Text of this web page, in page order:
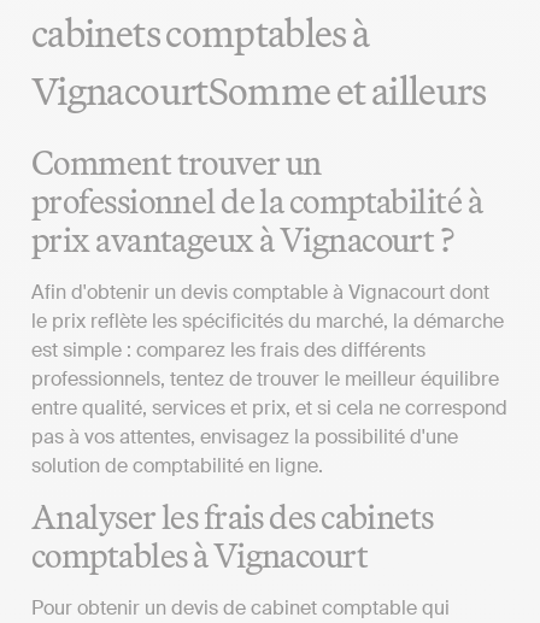
cabinets comptables à
VignacourtSomme et ailleurs
Comment trouver un
professionnel de la comptabilité à
prix avantageux à Vignacourt ?
Afin d'obtenir un devis comptable à Vignacourt dont
le prix reflète les spécificités du marché, la démarche
est simple : comparez les frais des différents
professionnels, tentez de trouver le meilleur équilibre
entre qualité, services et prix, et si cela ne correspond
pas à vos attentes, envisagez la possibilité d'une
solution de comptabilité en ligne.
Analyser les frais des cabinets
comptables à Vignacourt
Pour obtenir un devis de cabinet comptable qui